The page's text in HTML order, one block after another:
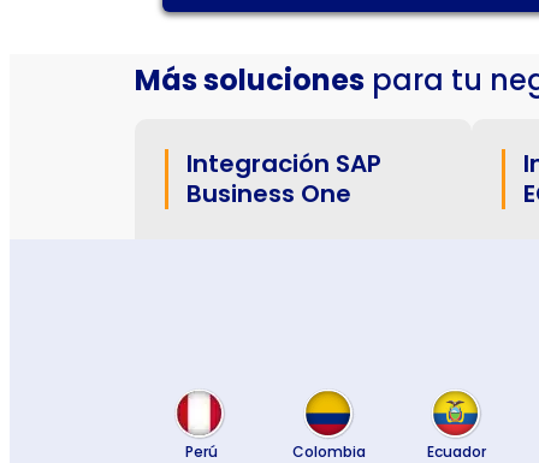
Más soluciones para tu
Integración SAP
Business One
Perú Colombia Ecuador